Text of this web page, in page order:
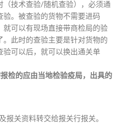
（技术查验/随机查验），必须通
。被查验的货物不需要进码
就可以有现场直接带商检局的验
。此时的查验主要是针对货物的
验可以后，就可以换出通关单
检的应由当地检验疫局，出具的
报关资料转交给报关行报关。